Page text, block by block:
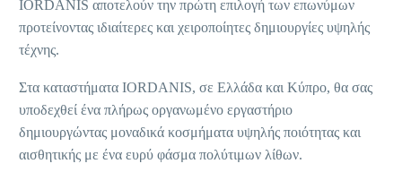
IORDANIS αποτελούν την πρώτη επιλογή των επωνύμων
προτείνοντας ιδιαίτερες και χειροποίητες δημιουργίες υψηλής
τέχνης.
Στα καταστήματα IORDANIS, σε Ελλάδα και Κύπρο, θα σας
υποδεχθεί ένα πλήρως οργανωμένο εργαστήριο
δημιουργώντας μοναδικά κοσμήματα υψηλής ποιότητας και
αισθητικής με ένα ευρύ φάσμα πολύτιμων λίθων.